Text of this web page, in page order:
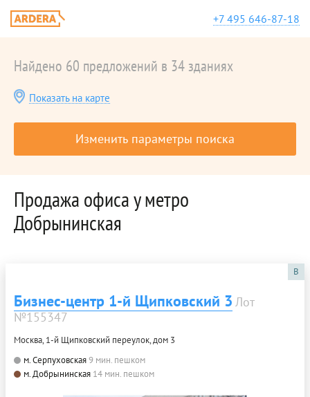
+7 495 646-87-18
Найдено 60 предложений в 34 зданиях
Показать на карте
Изменить параметры поиска
Продажа офиса у метро
Добрынинская
B
Бизнес-центр 1-й Щипковский 3 Лот
№155347
Москва, 1-й Щипковский переулок, дом 3
м. Серпуховская9 мин. пешком
м. Добрынинская 14 мин. пешком